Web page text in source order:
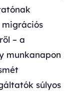
migrációs
– a
munkanapon
súlyos